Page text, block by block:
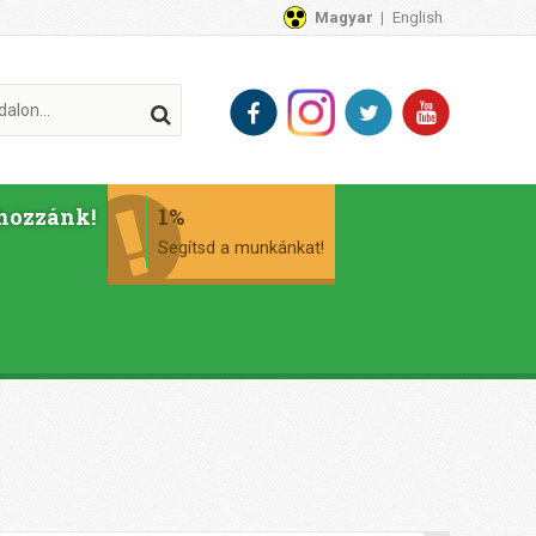
Magyar English
1%
Segítsd a munkánkat!